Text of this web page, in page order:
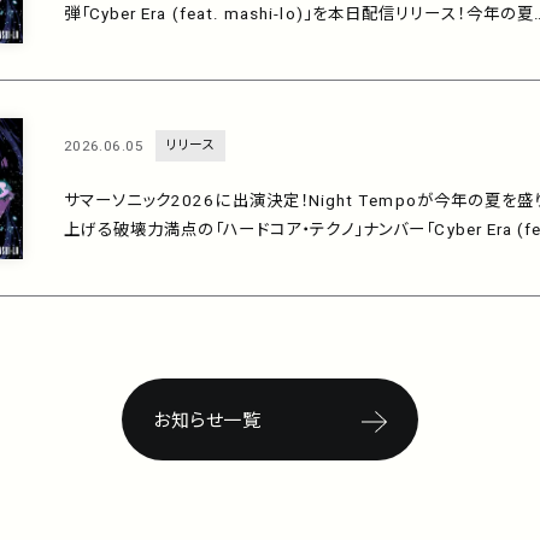
弾「Cyber Era (feat. mashi-lo)」を本日配信リリース！今年の夏
2026.06.05 リリース
サマーソニック2026に出演決定！Night Tempoが今年の夏を盛
上げる破壊力満点の「ハードコア・テクノ」ナンバー「Cyber Era
お知らせ一覧